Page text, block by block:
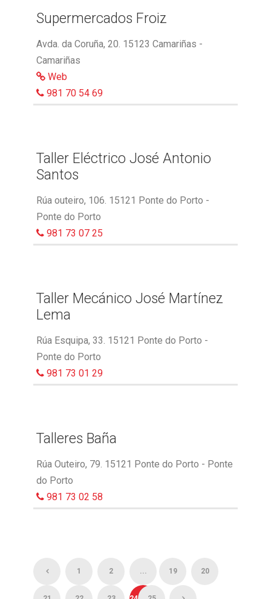
Supermercados Froiz
Avda. da Coruña, 20. 15123 Camariñas -
Camariñas
Web
981 70 54 69
Taller Eléctrico José Antonio
Santos
Rúa outeiro, 106. 15121 Ponte do Porto -
Ponte do Porto
981 73 07 25
Taller Mecánico José Martínez
Lema
Rúa Esquipa, 33. 15121 Ponte do Porto -
Ponte do Porto
981 73 01 29
Talleres Baña
Rúa Outeiro, 79. 15121 Ponte do Porto - Ponte
do Porto
981 73 02 58
1 2 ... 19 20